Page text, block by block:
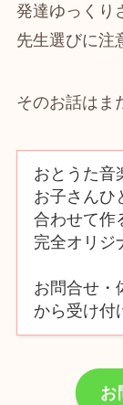
発達ゆっくり
先生選びに注
そのお話はま
おとうた音
お子さんひ
合わせて作
完全オリジ
お問合せ・
から受け付
お